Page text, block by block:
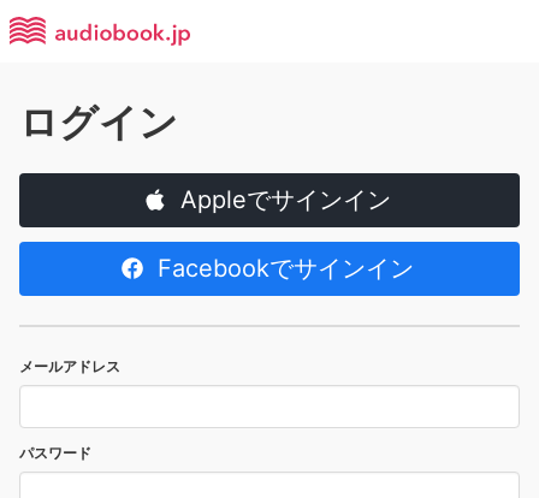
ログイン
Appleでサインイン
Facebookでサインイン
メールアドレス
パスワード